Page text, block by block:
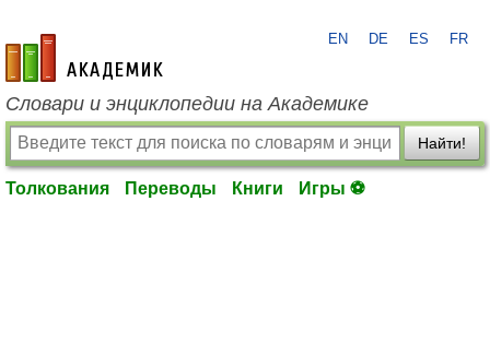
academic.ru
EN DE ES FR
Словари и энциклопедии на Академике
Найти!
Толкования Переводы Книги Игры ⚽